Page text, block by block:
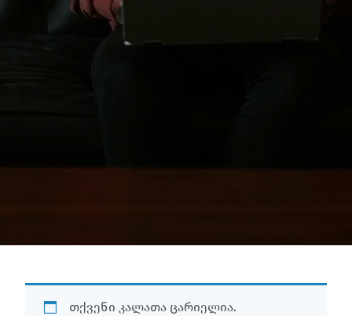
თქვენი კალათა ცარიელია.